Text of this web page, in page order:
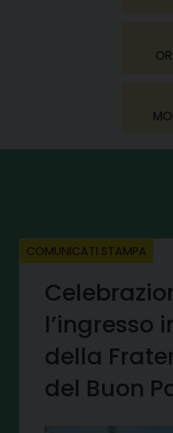
COMUNICATI STAMPA
l’ingresso
della
del Buon